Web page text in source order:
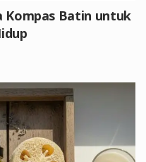
Kompas Batin untuk